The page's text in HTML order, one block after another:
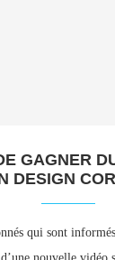
GAGNER
DESIGN
qui sont